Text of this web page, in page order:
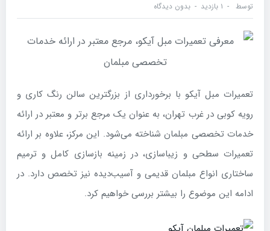
توسط ۱ بازدید بدون دیدگاه
تعمیرات مبل آیکو با برخورداری از بزرگترین سالن رنگ کاری و
رویه کوبی در غرب تهران، به عنوان یک مرجع برتر و معتبر در ارائه
خدمات تخصصی مبلمان شناخته می‌شود. این مرکز، علاوه بر ارائه
تعمیرات سطحی و زیباسازی، در زمینه بازسازی کامل و ترمیم
ساختاری انواع مبلمان قدیمی و آسیب‌دیده نیز تخصص دارد. در
ادامه این موضوع را بیشتر بررسی خواهیم کرد.